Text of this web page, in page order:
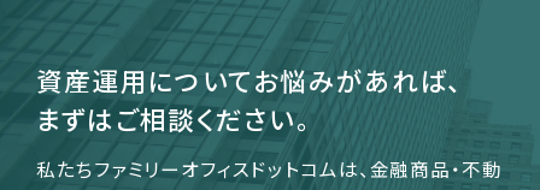
資産運用についてお悩みがあれば、
まずはご相談ください。
私たちファミリーオフィスドットコムは、金融商品・不動